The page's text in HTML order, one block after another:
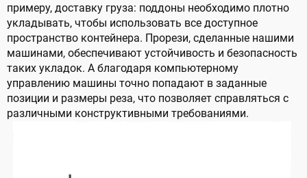
примеру, доставку груза: поддоны необходимо плотно
укладывать, чтобы использовать все доступное
пространство контейнера. Прорези, сделанные нашими
машинами, обеспечивают устойчивость и безопасность
таких укладок. А благодаря компьютерному
управлению машины точно попадают в заданные
позиции и размеры реза, что позволяет справляться с
различными конструктивными требованиями.